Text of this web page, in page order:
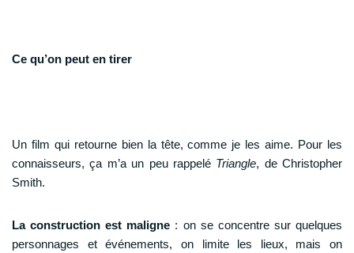
Ce qu’on peut en tirer
Un film qui retourne bien la tête, comme je les aime. Pour les
connaisseurs, ça m’a un peu rappelé Triangle, de Christopher
Smith.
La construction est maligne : on se concentre sur quelques
personnages et événements, on limite les lieux, mais on